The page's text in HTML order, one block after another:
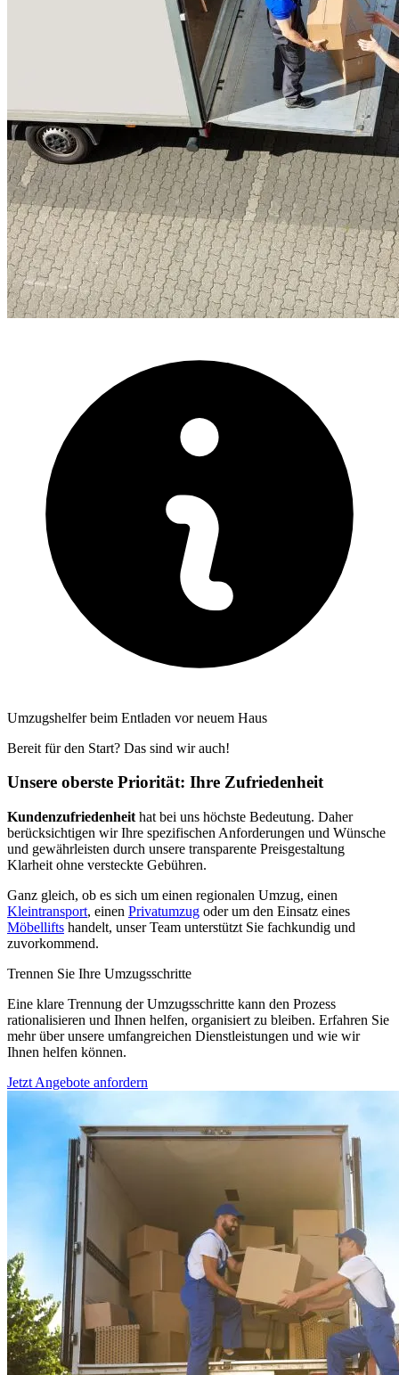
Umzugshelfer beim Entladen vor neuem Haus
Bereit für den Start? Das sind wir auch!
Unsere oberste Priorität: Ihre Zufriedenheit
Kundenzufriedenheit hat bei uns höchste Bedeutung. Daher
berücksichtigen wir Ihre spezifischen Anforderungen und Wünsche
und gewährleisten durch unsere transparente Preisgestaltung
Klarheit ohne versteckte Gebühren.
Ganz gleich, ob es sich um einen regionalen Umzug, einen
Kleintransport, einen Privatumzug oder um den Einsatz eines
Möbellifts handelt, unser Team unterstützt Sie fachkundig und
zuvorkommend.
Trennen Sie Ihre Umzugsschritte
Eine klare Trennung der Umzugsschritte kann den Prozess
rationalisieren und Ihnen helfen, organisiert zu bleiben. Erfahren Sie
mehr über unsere umfangreichen Dienstleistungen und wie wir
Ihnen helfen können.
Jetzt Angebote anfordern